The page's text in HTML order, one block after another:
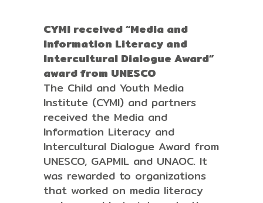
CYMI received “Media and
Information Literacy and
Intercultural Dialogue Award”
award from UNESCO
The Child and Youth Media
Institute (CYMI) and partners
received the Media and
Information Literacy and
Intercultural Dialogue Award from
UNESCO, GAPMIL and UNAOC. It
was rewarded to organizations
that worked on media literacy